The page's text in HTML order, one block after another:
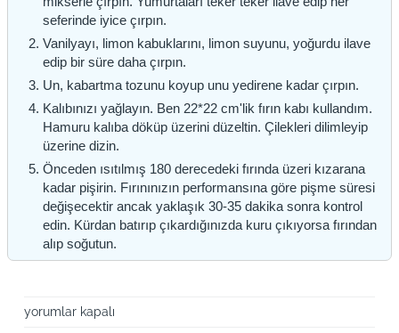
seferinde iyice çırpın.
Vanilyayı, limon kabuklarını, limon suyunu, yoğurdu ilave
edip bir süre daha çırpın.
Un, kabartma tozunu koyup unu yedirene kadar çırpın.
Kalıbınızı yağlayın. Ben 22*22 cm'lik fırın kabı kullandım.
Hamuru kalıba döküp üzerini düzeltin. Çilekleri dilimleyip
üzerine dizin.
Önceden ısıtılmış 180 derecedeki fırında üzeri kızarana
kadar pişirin. Fırınınızın performansına göre pişme süresi
değişecektir ancak yaklaşık 30-35 dakika sonra kontrol
edin. Kürdan batırıp çıkardığınızda kuru çıkıyorsa fırından
alıp soğutun.
Çilekli
yorumlar kapalı